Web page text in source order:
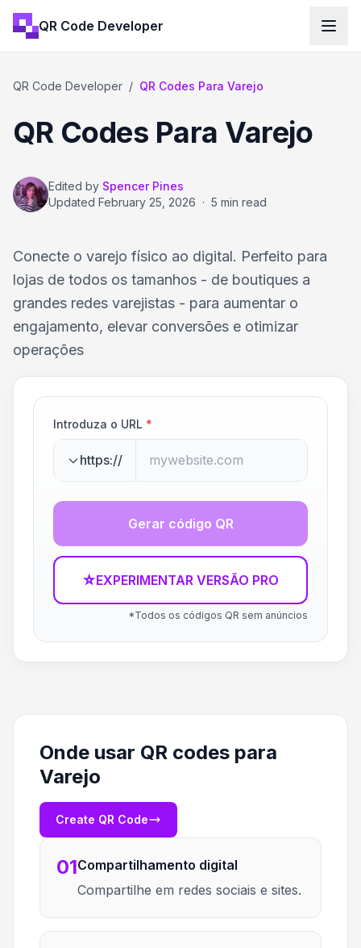
QR Code Developer
QR Code Developer / QR Codes Para Varejo
QR Codes Para Varejo
Edited by Spencer Pines
Updated February 25, 2026 · 5 min read
Conecte o varejo físico ao digital. Perfeito para
lojas de todos os tamanhos - de boutiques a
grandes redes varejistas - para aumentar o
engajamento, elevar conversões e otimizar
operações
Introduza o URL *
https://
Gerar código QR
☆EXPERIMENTAR VERSÃO PRO
*Todos os códigos QR sem anúncios
Onde usar QR codes para
Varejo
Create QR Code
01Compartilhamento digital
Compartilhe em redes sociais e sites.